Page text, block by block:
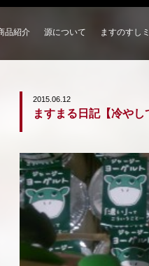
品紹介 源について ますのすし
2015.06.12
ますまる日記【冷やし